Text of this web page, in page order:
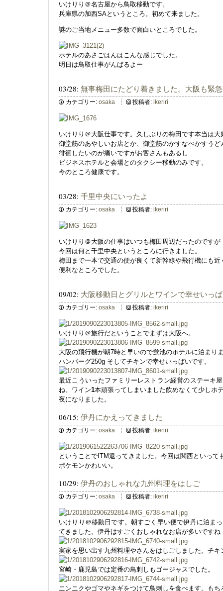
いけりり＠名古屋から鳥取移動です。
兵庫県の加西SAというところ。初めて来ました。
謎のご当地メニュー多数で面白いところでした。
ホテルのあさごはんはこんな感じでした。
明日は鳥取仕事がんばるよー
03/28: 無事梅田にたどり着きました。大阪も緊
カテゴリー: osaka 投稿者: ikeriri
いけりり＠大阪仕事です。久しぶりの梅田です本当は大
御堂筋のあやしいお店とか、御堂筋のかすなべかすうど
徘徊したいのが痛いですがお客さんもあるし
ビジネスホテルと会場とのタクシー移動のみです。
今のところ健康です。
03/28: 千里中央にいったよ
カテゴリー: osaka 投稿者: ikeriri
いけりり＠大阪の仕事はいつも梅田周辺だったのですが
今回は何と千里中央というところに行きました。
梅田まで一本で交通の便が良くて新幹線や飛行機にも近
便利なところでした。
09/02: 大阪移動日とグリルとワインで幸せいっ
カテゴリー: osaka 投稿者: ikeriri
いけりり＠旅行だということでまずは大阪へ。
大阪の飛行機が朝7時と早いので蛍池のホテルに泊まり
ハンバーグ250g そしてチキンで幸せいっぱいです。
最近こういったファミリーレストラン経営のステーキ
ね。ワイン1本頑張ってしまいました飲めなくて少しホ
夜になりました。
06/15: 伊丹にかえってきました
カテゴリー: osaka 投稿者: ikeriri
ということでITM返ってきました。今回は関西といっ
ポケモンかわいい。
10/29: 伊丹のおしゃれな九州料理をはしご
カテゴリー: osaka 投稿者: ikeriri
いけりり＠移動日です。朝すごく早い便で伊丹に泊ま
てきました。伊丹はすごくおしゃれなお店が多いですね
実家を思い出す九州料理やさんをはしごしました。チキ
宮崎・鹿児島では定番の鳥刺しもゴージャスでした。
ニンニクやゴマやネギをつけて鳥刺しを食べます。も